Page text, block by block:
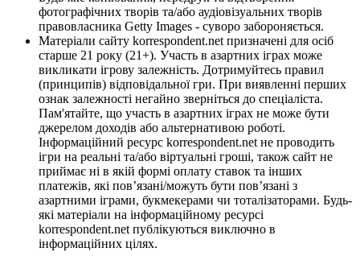
фотографічних творів та/або аудіовізуальних творів
правовласника Getty Images - суворо забороняється.
Матеріали сайту korrespondent.net призначені для осіб
старше 21 року (21+). Участь в азартних іграх може
викликати ігрову залежність. Дотримуйтесь правил
(принципів) відповідальної гри. При виявленні перших
ознак залежності негайно зверніться до спеціаліста.
Пам'ятайте, що участь в азартних іграх не може бути
джерелом доходів або альтернативою роботі.
Інформаційний ресурс korrespondent.net не проводить
ігри на реальні та/або віртуальні гроші, також сайт не
приймає ні в якій формі оплату ставок та інших
платежів, які пов’язані/можуть бути пов’язані з
азартними іграми, букмекерами чи тоталізаторами. Будь-
які матеріали на інформаційному ресурсі
korrespondent.net публікуються виключно в
інформаційних цілях.